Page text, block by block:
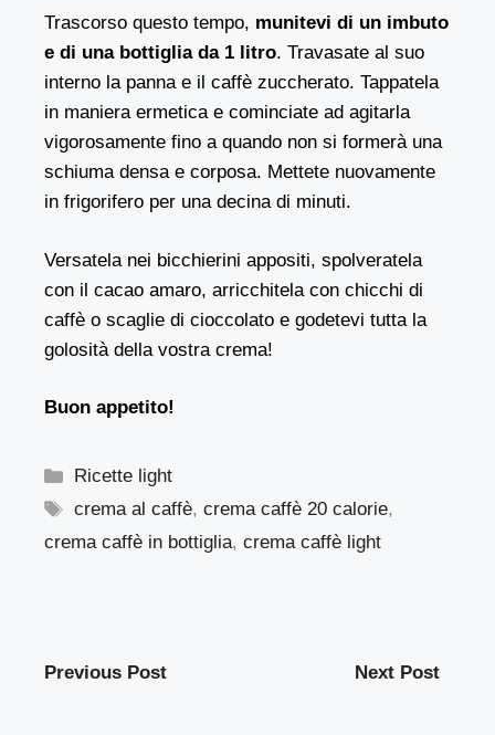
Trascorso questo tempo, munitevi di un imbuto
e di una bottiglia da 1 litro. Travasate al suo
interno la panna e il caffè zuccherato. Tappatela
in maniera ermetica e cominciate ad agitarla
vigorosamente fino a quando non si formerà una
schiuma densa e corposa. Mettete nuovamente
in frigorifero per una decina di minuti.
Versatela nei bicchierini appositi, spolveratela
con il cacao amaro, arricchitela con chicchi di
caffè o scaglie di cioccolato e godetevi tutta la
golosità della vostra crema!
Buon appetito!
Categorie
Ricette light
Tag
crema al caffè,crema caffè 20 calorie,
crema caffè in bottiglia, crema caffè light
Previous Post Next Post